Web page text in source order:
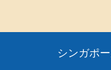
シンガポ